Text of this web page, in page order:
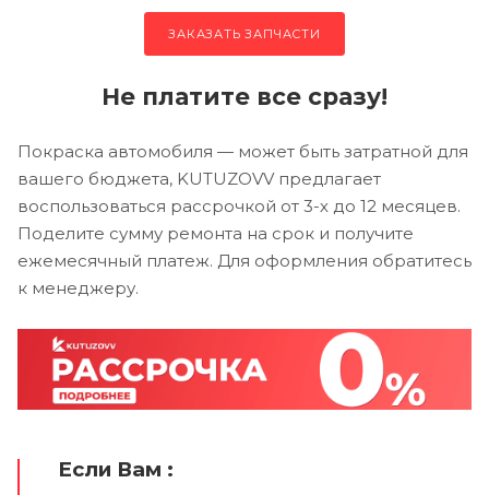
ЗАКАЗАТЬ ЗАПЧАСТИ
Не платите все сразу!
Покраска автомобиля — может быть затратной для
вашего бюджета, KUTUZOVV предлагает
воспользоваться рассрочкой от 3-х до 12 месяцев.
Поделите сумму ремонта на срок и получите
ежемесячный платеж. Для оформления обратитесь
к менеджеру.
Если Вам :